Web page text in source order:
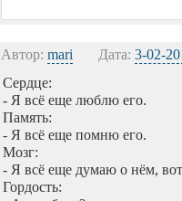
Автор: mari Дата: 3-02-
Сердце:
- Я всё еще люблю его.
Память:
- Я всё еще помню его.
Мозг:
- Я всё еще думаю о нём,
Гордость: